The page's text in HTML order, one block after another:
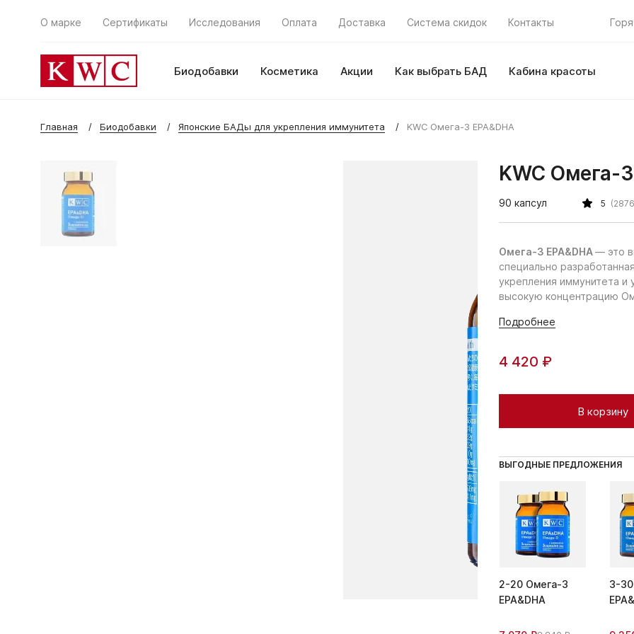
О марке Сертификаты Исследования Оплата Доставка Система скидок Контакты
Биодобавки Косметика Акции Как выбрать БАД Кабина красоты
Главная Биодобавки Японские БАДы для укрепления иммунитета KWC Омега-3 EPA&DHA
KWC Омега-
90 капсул 5
Омега-3 EPA&DHA— это
специально
укрепления иммунитета
высокую концентрацию
Подробнее
4 420 ₽
В корзину
ВЫГОДНЫЕ ПРЕДЛОЖЕНИЯ
2-20 Омега-3
EPA&DHA
3-